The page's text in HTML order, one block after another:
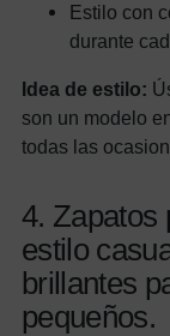
Estilo con
durante
Idea de estilo:
son un modelo
todas las
4. Zapatos
estilo
brillantes
pequeños.